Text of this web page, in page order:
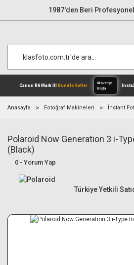
1987'den Beri
Canon R6 Mark IIIBundle
Anasayfa Fotoğraf Makineleri İnstant
Polaroid Now Generation 3 i-
(Black)
0 - Yorum Yap
Türkiye Yetkili